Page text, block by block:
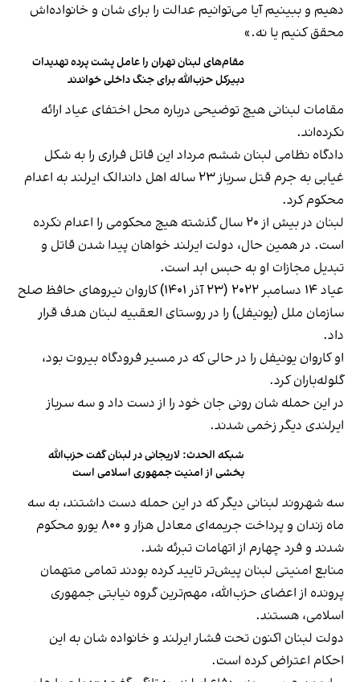
دهیم و ببینیم آیا می‌توانیم عدالت را برای شان و خانواده‌اش
محقق کنیم یا نه.»
مقام‌های لبنان تهران را عامل پشت پرده تهدیدات
دبیرکل حزب‌الله برای جنگ داخلی خواندند
مقامات لبنانی هیچ توضیحی درباره محل اختفای عیاد ارائه
نکرده‌اند.
دادگاه نظامی لبنان ششم مرداد این قاتل فراری را به شکل
غیابی به جرم قتل سرباز ۲۳ ساله اهل داندالک ایرلند به اعدام
محکوم کرد.
لبنان در بیش از ۲۰ سال گذشته هیچ محکومی را اعدام نکرده
است. در همین حال، دولت ایرلند خواهان پیدا شدن قاتل و
تبدیل مجازات او به حبس ابد است.
عیاد ۱۴ دسامبر ۲۰۲۲ (۲۳ آذر ۱۴۰۱) کاروان نیروهای حافظ صلح
سازمان ملل (یونیفل) را در روستای العقبیه لبنان هدف قرار
داد.
او کاروان یونیفل را در حالی‌ که در مسیر فرودگاه بیروت بود،
گلوله‌باران کرد.
در این حمله شان رونی جان خود را از دست داد و سه سرباز
ایرلندی دیگر زخمی شدند.
شبکه الحدث: لاریجانی در لبنان گفت حزب‌الله
بخشی از امنیت جمهوری اسلامی است
سه شهروند لبنانی دیگر که در این حمله دست داشتند، به سه
ماه زندان و پرداخت جریمه‌ای معادل هزار و ۸۰۰ یورو محکوم
شدند و فرد چهارم از اتهامات تبرئه شد.
منابع امنیتی لبنان پیش‌تر تایید کرده بودند تمامی متهمان
پرونده از اعضای حزب‌الله، مهم‌ترین گروه نیابتی جمهوری
اسلامی، هستند.
دولت لبنان اکنون تحت فشار ایرلند و خانواده شان به این
احکام اعتراض کرده است.